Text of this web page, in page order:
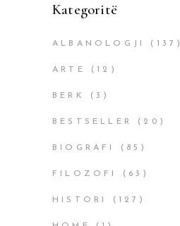
Kategoritë
ALBANOLOGJI (137)
ARTE (12)
BERK (3)
BESTSELLER (20)
BIOGRAFI (85)
FILOZOFI (63)
HISTORI (127)